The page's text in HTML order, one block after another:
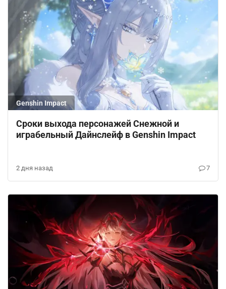
Genshin Impact
Сроки выхода персонажей Снежной и
играбельный Дайнслейф в Genshin Impact
2 дня назад 7